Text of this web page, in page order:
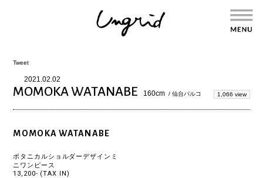
Tweet
2021.02.02
MOMOKA WATANABE 160cm / 仙台パルコ 1,066 view
MOMOKA WATANABE
ボタニカルショルダーデザインミ
ニワンピース
13,200- (TAX IN)